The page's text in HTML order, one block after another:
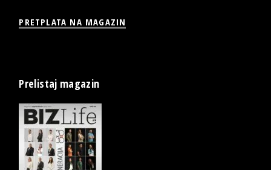
PRETPLATA NA MAGAZIN
Prelistaj magazin